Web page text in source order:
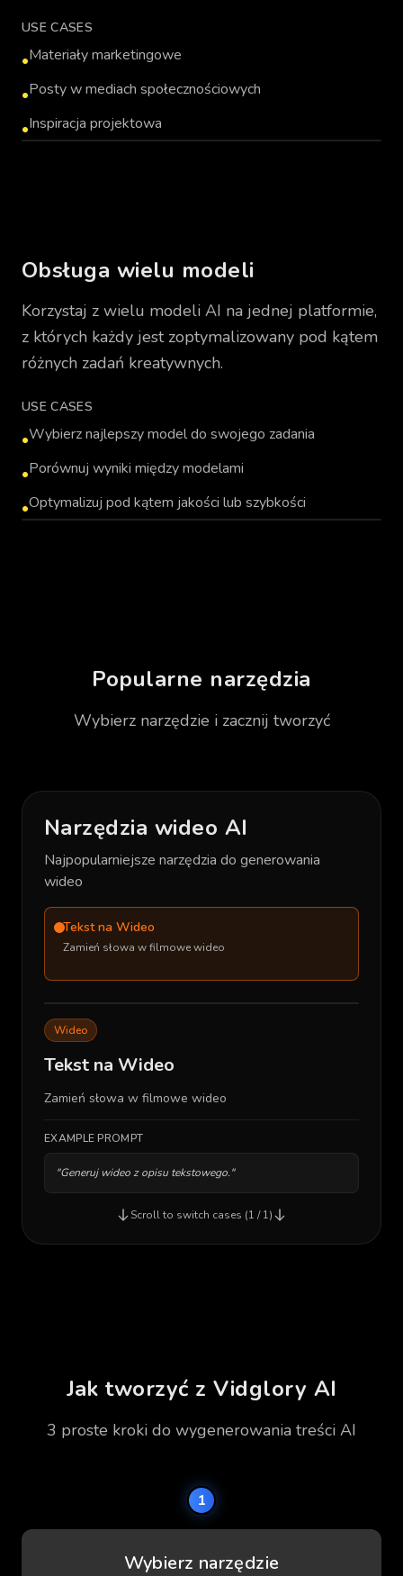
USE CASES
•Materiały marketingowe
•Posty w mediach społecznościowych
•Inspiracja projektowa
Obsługa wielu modeli
Korzystaj z wielu modeli AI na jednej platformie,
z których każdy jest zoptymalizowany pod kątem
różnych zadań kreatywnych.
USE CASES
•Wybierz najlepszy model do swojego zadania
•Porównuj wyniki między modelami
•Optymalizuj pod kątem jakości lub szybkości
Popularne narzędzia
Wybierz narzędzie i zacznij tworzyć
Narzędzia wideo AI
Najpopularniejsze narzędzia do generowania
wideo
Tekst na Wideo
Zamień słowa w filmowe wideo
TEXT_TO_VIDEO_PLACEHOLDER
Wideo
Tekst na Wideo
Zamień słowa w filmowe wideo
EXAMPLE PROMPT
"Generuj wideo z opisu tekstowego."
Scroll to switch cases (1 /1)
Jak tworzyć z Vidglory AI
3 proste kroki do wygenerowania treści AI
1
Wybierz narzędzie